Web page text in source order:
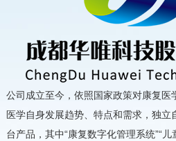
公司成立至今，依照国家政策对康复医
医学自身发展趋势、特点和需求，独
台产品，其中“康复数字化管理系统”“